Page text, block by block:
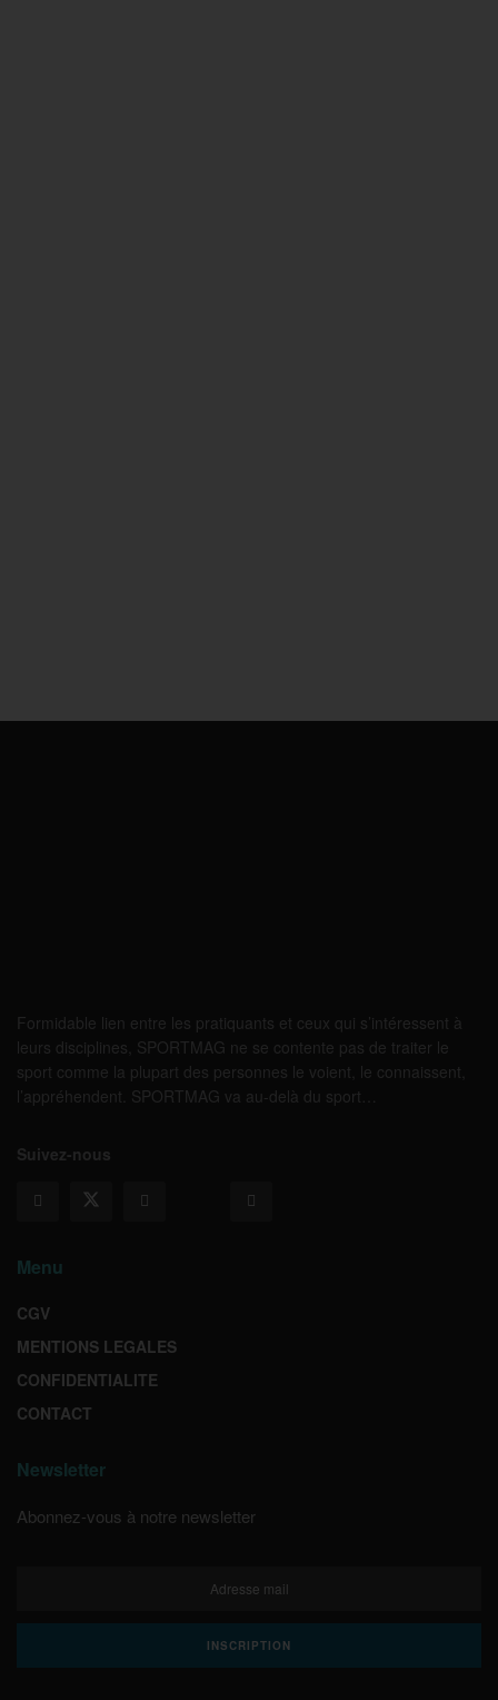
Formidable lien entre les pratiquants et ceux qui s’intéressent à
leurs disciplines, SPORTMAG ne se contente pas de traiter le
sport comme la plupart des personnes le voient, le connaissent,
l’appréhendent. SPORTMAG va au-delà du sport…
Suivez-nous
Menu
CGV
MENTIONS LEGALES
CONFIDENTIALITE
CONTACT
Newsletter
Abonnez-vous à notre newsletter